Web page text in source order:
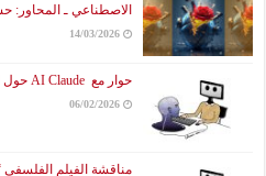
الاصطناعي ـ المحاور:
14/03/2026
حوار مع AI Claude حول التاريخ والحقيقة
06/02/2026
مناقشة الفيلم الفلسفي